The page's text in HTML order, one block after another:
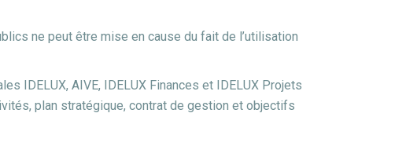
ne peut être mise en cause du fait de l’utilisation
IDELUX, AIVE, IDELUX Finances et IDELUX Projets
plan stratégique, contrat de gestion et objectifs